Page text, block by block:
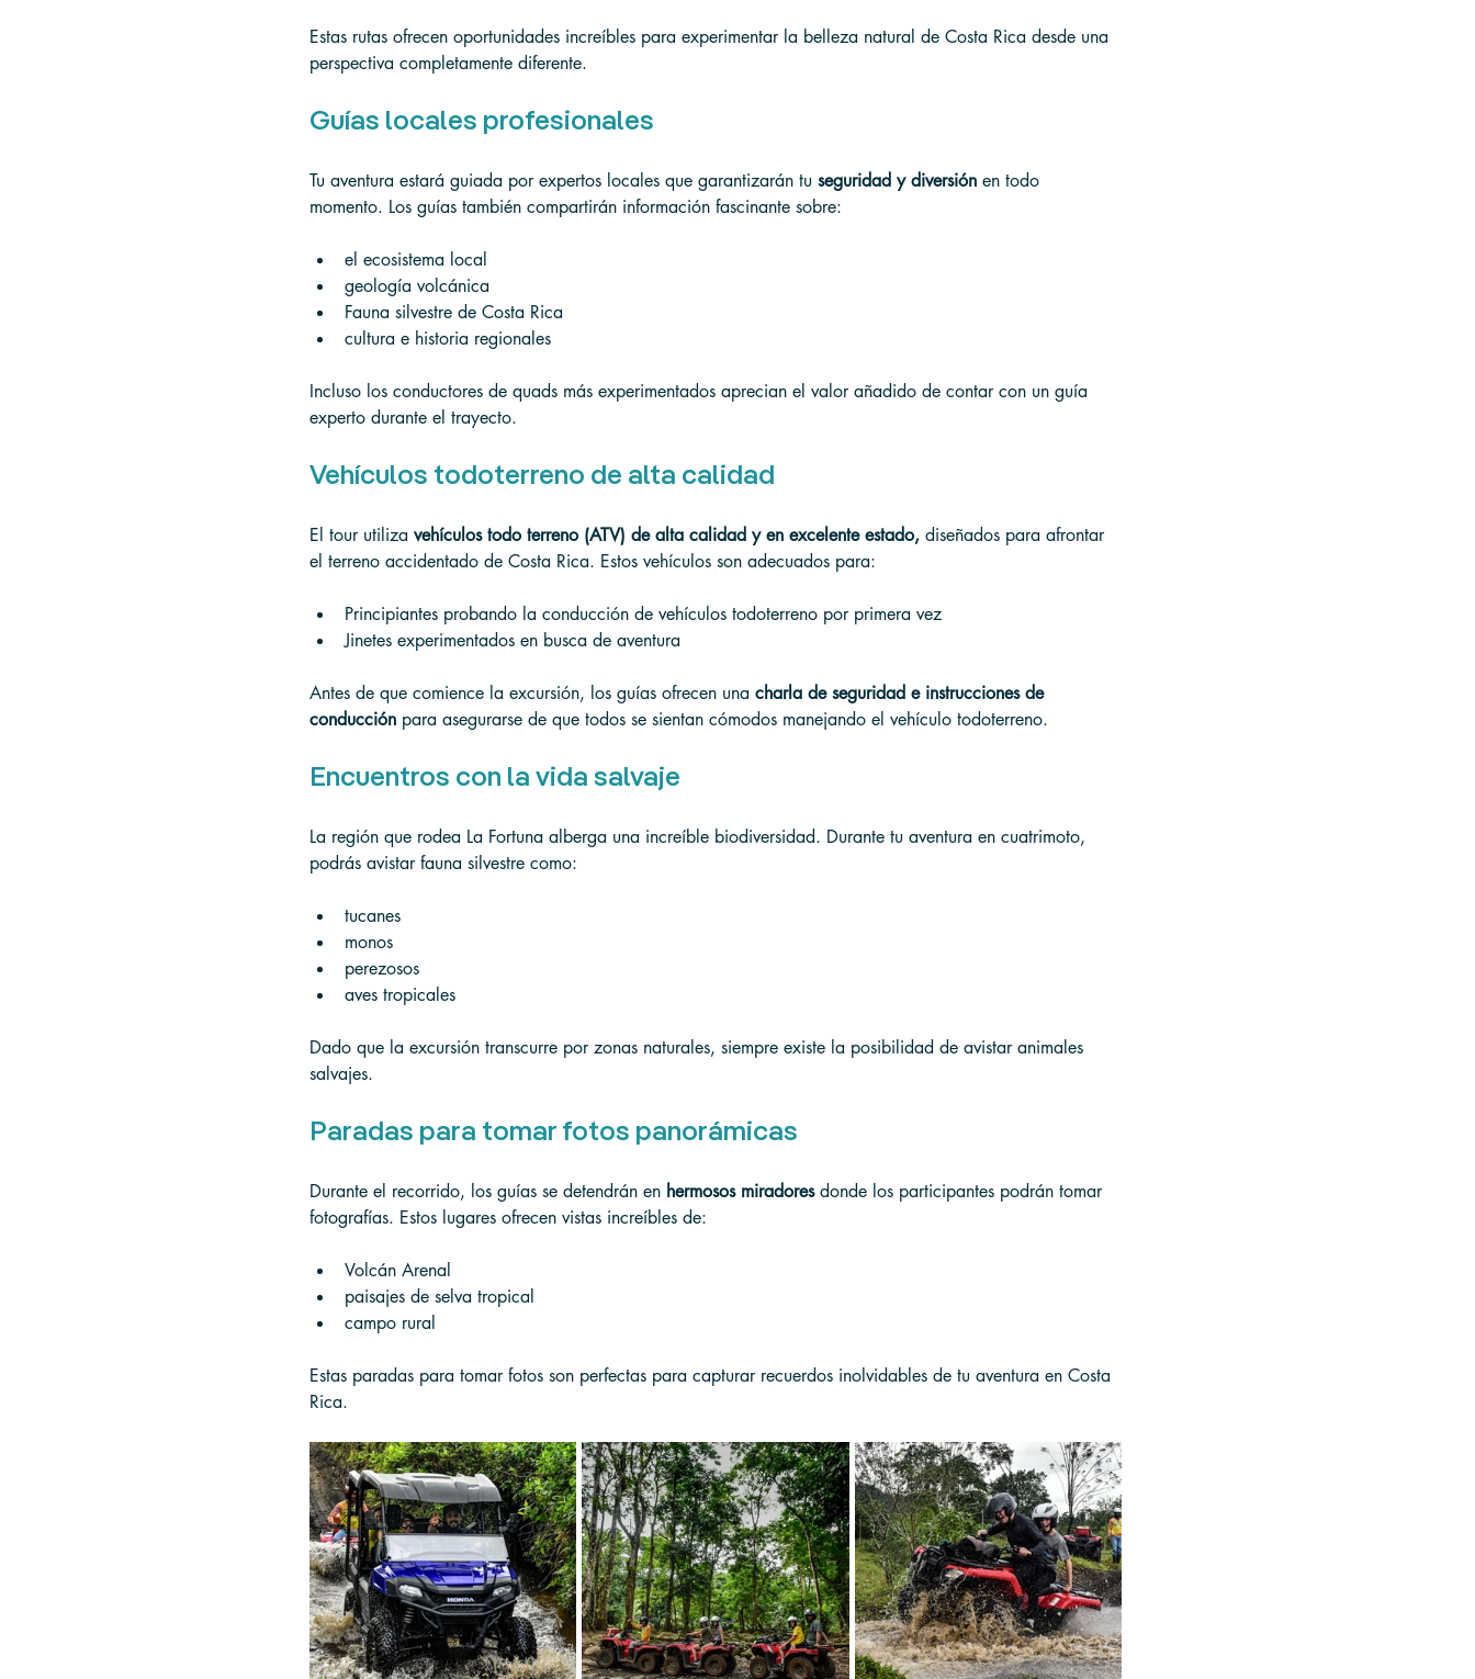
Estas rutas ofrecen oportunidades increíbles para experimentar la belleza natural de Costa Rica desde una
perspectiva completamente diferente.
Guías locales profesionales
Tu aventura estará guiada por expertos locales que garantizarán tu seguridad y diversión en todo
momento. Los guías también compartirán información fascinante sobre:
el ecosistema local
geología volcánica
Fauna silvestre de Costa Rica
cultura e historia regionales
Incluso los conductores de quads más experimentados aprecian el valor añadido de contar con un guía
experto durante el trayecto.
Vehículos todoterreno de alta calidad
El tour utiliza vehículos todo terreno (ATV) de alta calidad y en excelente estado, diseñados para afrontar
el terreno accidentado de Costa Rica. Estos vehículos son adecuados para:
Principiantes probando la conducción de vehículos todoterreno por primera vez
Jinetes experimentados en busca de aventura
Antes de que comience la excursión, los guías ofrecen una charla de seguridad e instrucciones de
conducción para asegurarse de que todos se sientan cómodos manejando el vehículo todoterreno.
Encuentros con la vida salvaje
La región que rodea La Fortuna alberga una increíble biodiversidad. Durante tu aventura en cuatrimoto,
podrás avistar fauna silvestre como:
tucanes
monos
perezosos
aves tropicales
Dado que la excursión transcurre por zonas naturales, siempre existe la posibilidad de avistar animales
salvajes.
Paradas para tomar fotos panorámicas
Durante el recorrido, los guías se detendrán en hermosos miradores donde los participantes podrán tomar
fotografías. Estos lugares ofrecen vistas increíbles de:
Volcán Arenal
paisajes de selva tropical
campo rural
Estas paradas para tomar fotos son perfectas para capturar recuerdos inolvidables de tu aventura en Costa
Rica.